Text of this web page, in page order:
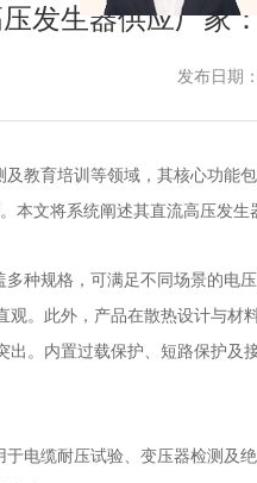
发生器供应厂家
发布日期
教育培训等领域，其核心功
文将系统阐述其直流高压发
种规格，可满足不同场景的
。此外，产品在散热设计与
。内置过载保护、短路保护
电缆耐压试验、变压器检测